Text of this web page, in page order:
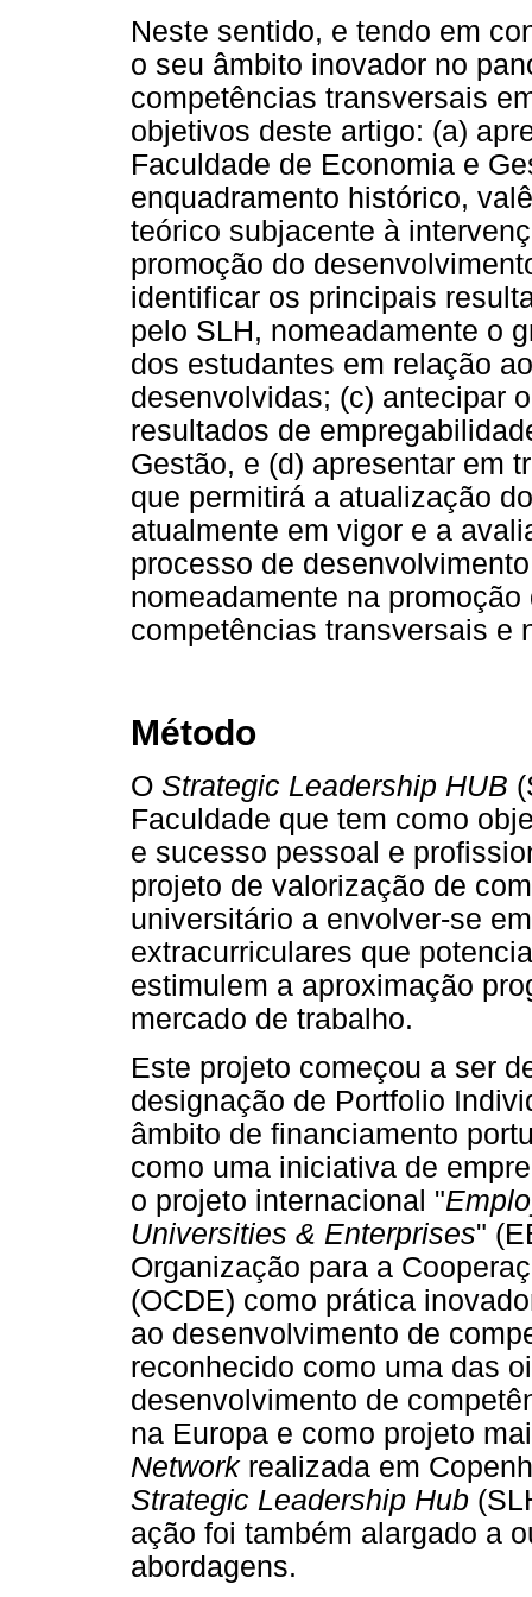
Neste sentido, e tendo em
o seu âmbito inovador no
competências transversais
objetivos deste artigo: (a)
Faculdade de Economia e
enquadramento histórico,
teórico subjacente à
promoção do
identificar os principais
pelo SLH, nomeadamente o
dos estudantes em relação
desenvolvidas; (c) antecipar
resultados de
Gestão, e (d) apresentar em
que permitirá a atualização
atualmente em vigor e a
processo de
nomeadamente na
competências transversais e
Método
O Strategic Leadership HUB
Faculdade que tem como
e sucesso pessoal e
projeto de valorização de
universitário a envolver-se
extracurriculares que
estimulem a aproximação
mercado de trabalho.
Este projeto começou a ser
designação de Portfolio
âmbito de financiamento
como uma iniciativa de
o projeto internacional "
Universities & Enterprises"
Organização para a
(OCDE) como prática
ao desenvolvimento de
reconhecido como uma das
desenvolvimento de
na Europa e como projeto
Networkrealizada em
Strategic Leadership Hub
ação foi também alargado a
abordagens.